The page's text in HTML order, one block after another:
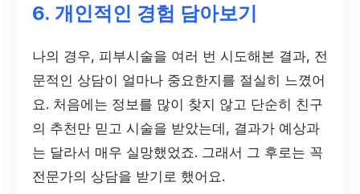
6. 개인적인 경험 담아보기
나의 경우, 피부시술을 여러 번 시도해본 결과, 전
문적인 상담이 얼마나 중요한지를 절실히 느꼈어
요. 처음에는 정보를 많이 찾지 않고 단순히 친구
의 추천만 믿고 시술을 받았는데, 결과가 예상과
는 달라서 매우 실망했었죠. 그래서 그 후로는 꼭
전문가의 상담을 받기로 했어요.